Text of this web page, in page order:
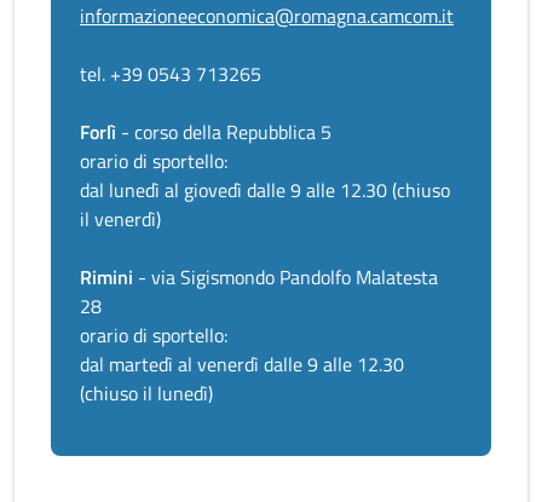
informazioneeconomica@romagna.camcom.it
tel. +39 0543 713265
Forlì - corso della Repubblica 5
orario di sportello:
dal lunedì al giovedì dalle 9 alle 12.30 (chiuso
il venerdì)
Rimini - via Sigismondo Pandolfo Malatesta
28
orario di sportello:
dal martedì al venerdì dalle 9 alle 12.30
(chiuso il lunedì)